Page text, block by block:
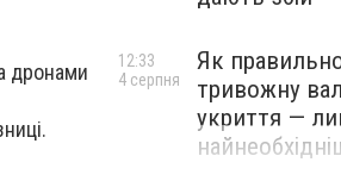
дронами
Як
тривожну
укриття —
12:33
4 серпня